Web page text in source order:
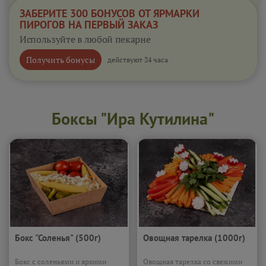
ЗАБЕРИТЕ 300 БОНУСОВ ОТ ЯРМАРКИ
ПИРОГОВ НА ПЕРВЫЙ ЗАКАЗ
Используйте в любой пекарне
Получить бонусы действуют 24 часа
Боксы "Ира Кутилина"
Бокс "Соленья" (500г)
Бокс с соленьями и яркими
Овощная тарелка (1000г)
Овощная тарелка со свежими